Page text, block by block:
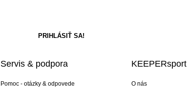
Servis & podpora
Pomoc - otázky & odpovede
KEEPERsport
O nás